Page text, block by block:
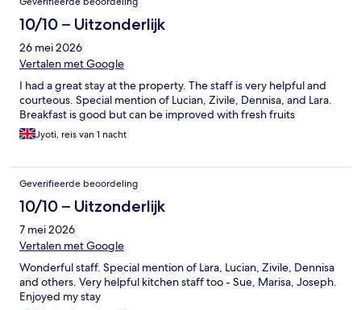
10/10 – Uitzonderlijk
26 mei 2026
Vertalen met Google
I had a great stay at the property. The staff is very helpful and
courteous. Special mention of Lucian, Zivile, Dennisa, and Lara.
Breakfast is good but can be improved with fresh fruits
Jyoti, reis van 1 nacht
Geverifieerde beoordeling
10/10 – Uitzonderlijk
7 mei 2026
Vertalen met Google
Wonderful staff. Special mention of Lara, Lucian, Zivile, Dennisa
and others. Very helpful kitchen staff too - Sue, Marisa, Joseph.
Enjoyed my stay